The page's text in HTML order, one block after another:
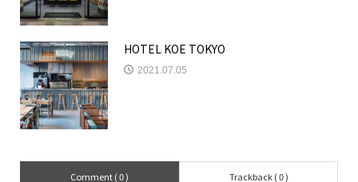
HOTEL KOE TOKYO
2021.07.05
Comment ( 0 ) Trackback ( 0 )